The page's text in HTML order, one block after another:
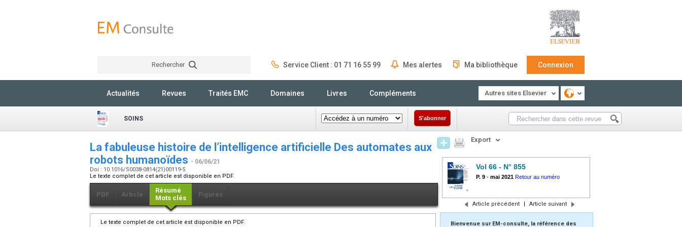
Rechercher Service Client : 01 71 16 55 99 Mes alertes Ma bibliothèque Connexion
Actualités Revues Traités EMC Domaines Livres Compléments Autres sites Elsevier
SOINS S'abonner
La fabuleuse histoire de l’intelligence artificielle Des automates aux
robots humanoïdes - 06/06/21
Doi : 10.1016/S0038-0814(21)00119-5
Le texte complet de cet article est disponible en PDF.
PDF Article
Résumé
Mots clés
Figures
Le texte complet de cet article est disponible en PDF.
Export
Vol 66 - N° 855
P. 9 - mai 2021 Retour au numéro
Article précédent | Article suivant
Bienvenue sur EM-consulte, la référence des